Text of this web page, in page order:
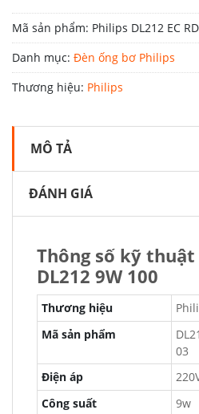
Mã sản phẩm: Philips DL212 EC
Danh mục: Đèn ống bơ Philips
Thương hiệu: Philips
MÔ TẢ
ĐÁNH GIÁ
Thông số kỹ
DL212 9W 100
Thương hiệu
Mã sản phẩm
03
Điện áp
Công suất
9w